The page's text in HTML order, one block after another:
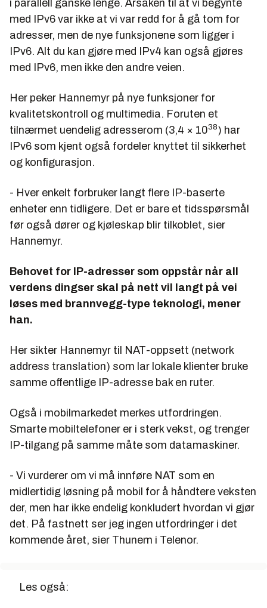
i parallell ganske lenge. Årsaken til at vi begynte
med IPv6 var ikke at vi var redd for å gå tom for
adresser, men de nye funksjonene som ligger i
IPv6. Alt du kan gjøre med IPv4 kan også gjøres
med IPv6, men ikke den andre veien.
Her peker Hannemyr på nye funksjoner for
kvalitetskontroll og multimedia. Foruten et
tilnærmet uendelig adresserom (3,4 × 1038) har
IPv6 som kjent også fordeler knyttet til sikkerhet
og konfigurasjon.
- Hver enkelt forbruker langt flere IP-baserte
enheter enn tidligere. Det er bare et tidsspørsmål
før også dører og kjøleskap blir tilkoblet, sier
Hannemyr.
Behovet for IP-adresser som oppstår når all
verdens dingser skal på nett vil langt på vei
løses med brannvegg-type teknologi, mener
han.
Her sikter Hannemyr til NAT-oppsett (network
address translation) som lar lokale klienter bruke
samme offentlige IP-adresse bak en ruter.
Også i mobilmarkedet merkes utfordringen.
Smarte mobiltelefoner er i sterk vekst, og trenger
IP-tilgang på samme måte som datamaskiner.
- Vi vurderer om vi må innføre NAT som en
midlertidig løsning på mobil for å håndtere veksten
der, men har ikke endelig konkludert hvordan vi gjør
det. På fastnett ser jeg ingen utfordringer i det
kommende året, sier Thunem i Telenor.
Les også: